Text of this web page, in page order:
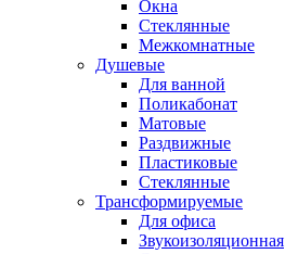
Окна
Стеклянные
Межкомнатные
Душевые
Для ванной
Поликабонат
Матовые
Раздвижные
Пластиковые
Стеклянные
Трансформируемые
Для офиса
Звукоизоляционная